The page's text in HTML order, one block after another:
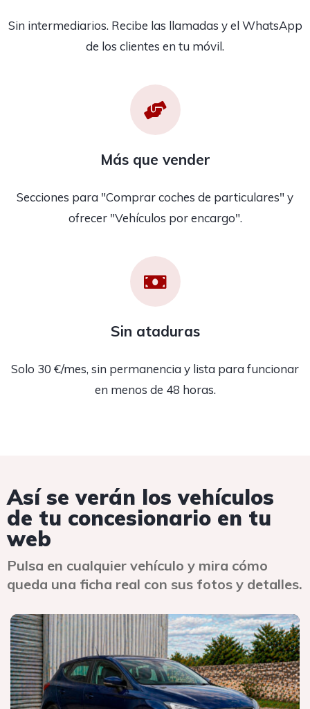
Sin intermediarios. Recibe las llamadas y el WhatsApp
de los clientes en tu móvil.
Más que vender
Secciones para "Comprar coches de particulares" y
ofrecer "Vehículos por encargo".
Sin ataduras
Solo 30 €/mes, sin permanencia y lista para funcionar
en menos de 48 horas.
Así se verán los vehículos
de tu concesionario en tu
web
Pulsa en cualquier vehículo y mira cómo
queda una ficha real con sus fotos y detalles.